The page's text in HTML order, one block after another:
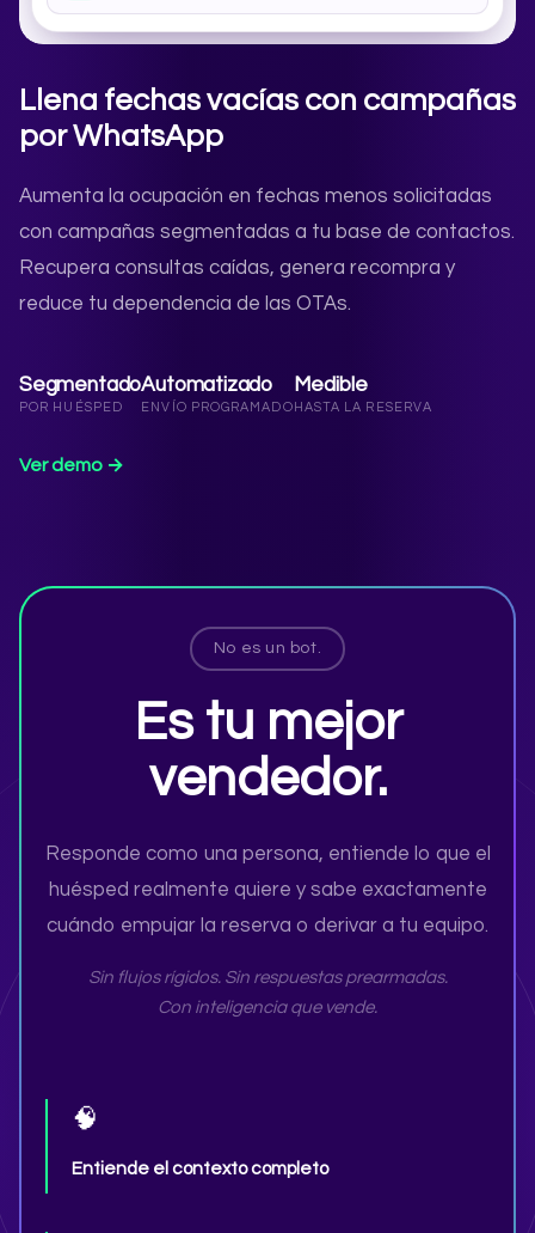
Llena fechas vacías con campañas
por WhatsApp
Aumenta la ocupación en fechas menos solicitadas
con campañas segmentadas a tu base de contactos.
Recupera consultas caídas, genera recompra y
reduce tu dependencia de las OTAs.
Segmentado
POR HUÉSPED
Automatizado
ENVÍO PROGRAMADO
Medible
HASTA LA RESERVA
Ver demo →
No es un bot.
Es tu mejor
vendedor.
Responde como una persona, entiende lo que el
huésped realmente quiere y sabe exactamente
cuándo empujar la reserva o derivar a tu equipo.
Sin flujos rígidos. Sin respuestas prearmadas.
Con inteligencia que vende.
🧠
Entiende el contexto completo